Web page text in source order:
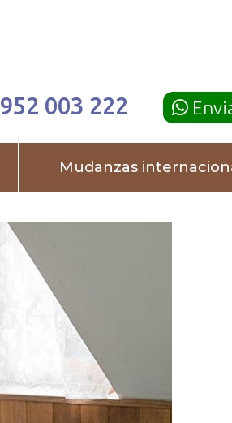
952 003 222
Mudanzas